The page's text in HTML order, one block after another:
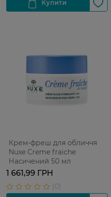
Крем-фреш для обличчя
Nuxe Creme fraiche
Насичений 50 мл
1 661,99 ГРН